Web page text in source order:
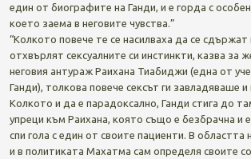
един от биографите на Ганди, и е горда с
което заема в неговите чувства.”
“Колкото повече те се насилваха да се сдържат
отхвърлят сексуалните си инстинкти, казва за
неговия антураж Раихана Тиабиджи (една от
Ганди), толкова повече сексът ги завладяваше
Колкото и да е парадоксално, Ганди стига до
упреци към Раихана, която също е безбрачна и
спи гола с един от своите пациенти. В областта
и в политиката Махатма сам определя своите